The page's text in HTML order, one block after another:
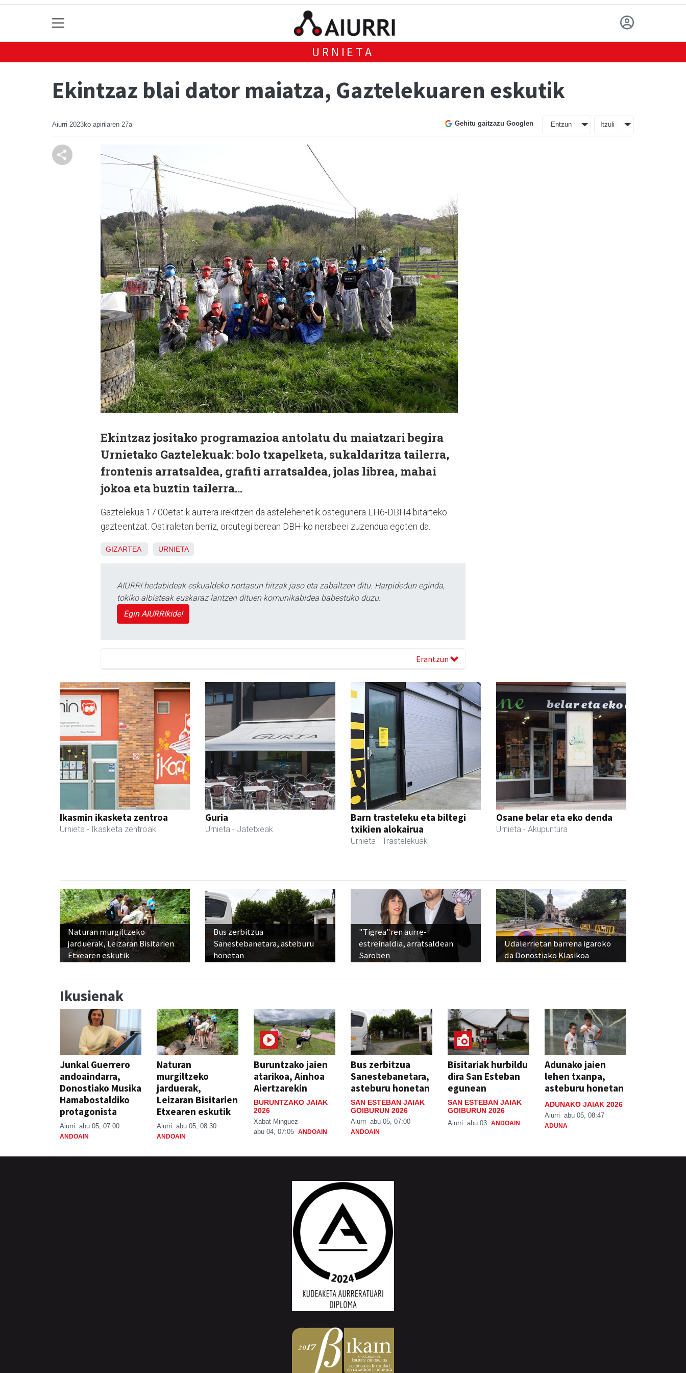
URNIETA
Ekintzaz blai dator maiatza, Gaztelekuaren eskutik
Aiurri 2023ko apirilaren 27a Gehitu gaitzazu Googlen Entzun Itzuli
Ekintzaz jositako programazioa antolatu du maiatzari begira
Urnietako Gaztelekuak: bolo txapelketa, sukaldaritza tailerra,
frontenis arratsaldea, grafiti arratsaldea, jolas librea, mahai
jokoa eta buztin tailerra...
Gaztelekua 17:00etatik aurrera irekitzen da astelehenetik ostegunera LH6-DBH4 bitarteko
gazteentzat. Ostiraletan berriz, ordutegi berean DBH-ko nerabeei zuzendua egoten da.
GIZARTEA URNIETA
AIURRI hedabideak eskualdeko nortasun hitzak jaso eta zabaltzen ditu. Harpidedun eginda,
tokiko albisteak euskaraz lantzen dituen komunikabidea babestuko duzu.
Egin AIURRIkide!
Erantzun
Ikasmin ikasketa zentroa
Urnieta - Ikasketa zentroak
Guria
Urnieta - Jatetxeak
Barn trasteleku eta biltegi
txikien alokairua
Urnieta - Trastelekuak
Osane belar eta eko denda
Urnieta - Akupuntura
Naturan murgiltzeko
jarduerak, Leizaran Bisitarien
Etxearen eskutik
Bus zerbitzua
Sanestebanetara, asteburu
honetan
"Tigrea"ren aurre-
estreinaldia, arratsaldean
Saroben
Udalerrietan barrena igaroko
da Donostiako Klasikoa
Ikusienak
Junkal Guerrero
andoaindarra,
Donostiako Musika
Hamabostaldiko
protagonista
Aiurri abu 05, 07:00
ANDOAIN
Naturan
murgiltzeko
jarduerak,
Leizaran Bisitarien
Etxearen eskutik
Aiurri abu 05, 08:30
ANDOAIN
Buruntzako jaien
atarikoa, Ainhoa
Aiertzarekin
BURUNTZAKO JAIAK
2026
Xabat Minguez
abu 04, 07:05 ANDOAIN
Bus zerbitzua
Sanestebanetara,
asteburu honetan
SAN ESTEBAN JAIAK
GOIBURUN 2026
Aiurri abu 05, 07:00
ANDOAIN
Bisitariak hurbildu
dira San Esteban
egunean
SAN ESTEBAN JAIAK
GOIBURUN 2026
Aiurri abu 03 ANDOAIN
Adunako jaien
lehen txanpa,
asteburu honetan
ADUNAKO JAIAK 2026
Aiurri abu 05, 08:47
ADUNA